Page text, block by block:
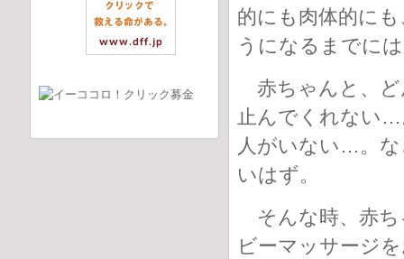
的にも肉体的に
うになるまでに
赤ちゃんと、ど
止んでくれない
人がいない…。な
いはず。
そんな時、赤ち
ビーマッサージ